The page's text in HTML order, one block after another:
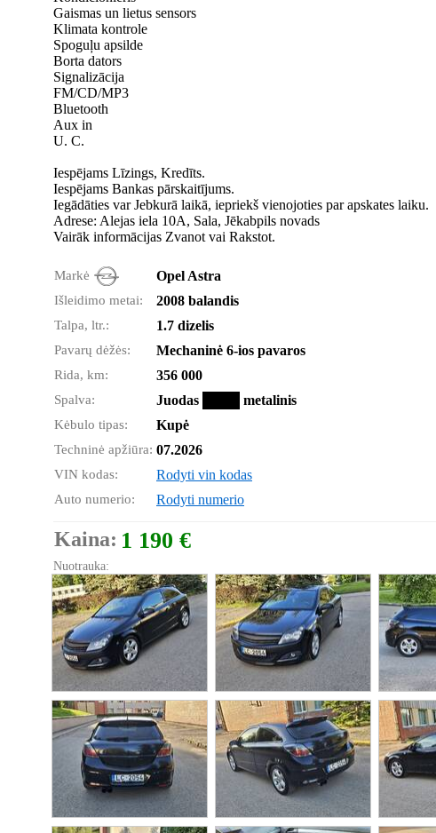
Gaismas un lietus sensors
Klimata kontrole
Spoguļu apsilde
Borta dators
Signalizācija
FM/CD/MP3
Bluetooth
Aux in
U. C.
Iespējams Līzings, Kredīts.
Iespējams Bankas pārskaitījums.
Iegādāties var Jebkurā laikā, iepriekš vienojoties par apskates laiku.
Adrese: Alejas iela 10A, Sala, Jēkabpils novads
Vairāk informācijas Zvanot vai Rakstot.
Markė Opel Astra
Išleidimo metai: 2008 balandis
Talpa, ltr.: 1.7 dizelis
Pavarų dėžės: Mechaninė 6-ios pavaros
Rida, km: 356 000
Spalva: Juodas metalinis
Kėbulo tipas: Kupė
Techninė apžiūra: 07.2026
VIN kodas: Rodyti vin kodas
Auto numerio: Rodyti numerio
Kaina: 1 190 €
Nuotrauka: